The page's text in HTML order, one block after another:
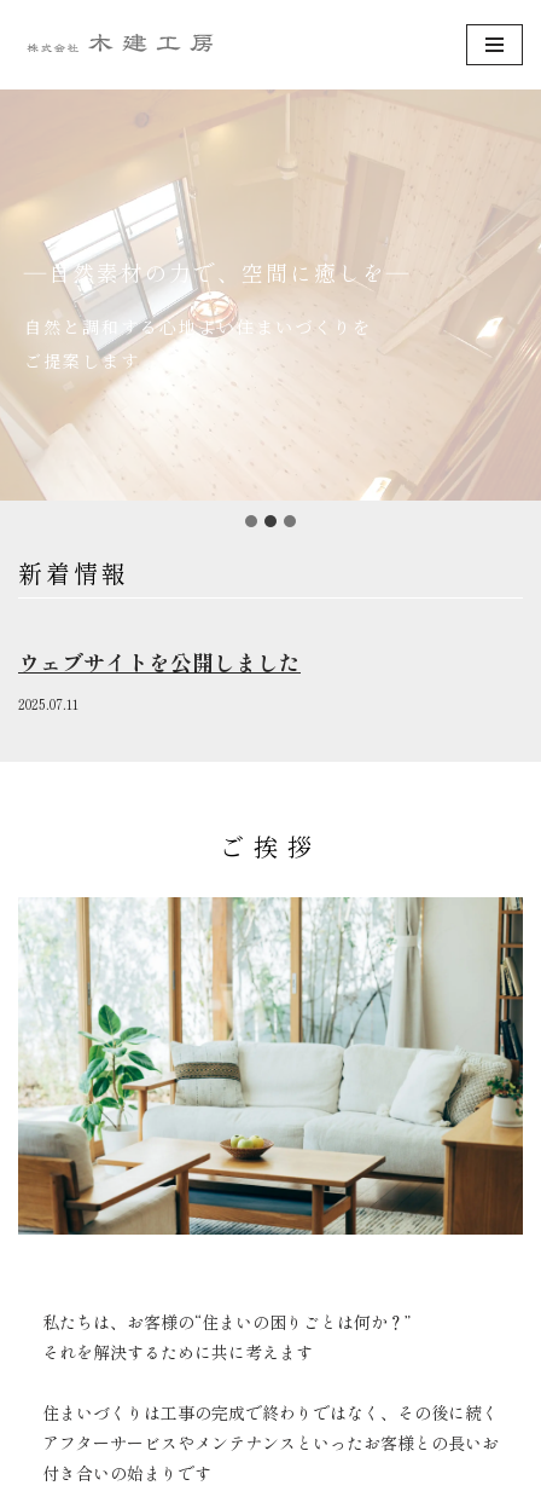
ン
キ
プ
―自然素材の力で、空間に癒しを―
自然と調和する心地よい住まいづくりを
ご提案します
新着情報
ウェブサイトを公開しました
2025.07.11
ご挨拶
私たちは、お客様の“住まいの困りごとは何か？”
それを解決するために共に考えます
住まいづくりは工事の完成で終わりではなく、その後に続く
アフターサービスやメンテナンスといったお客様との長いお
付き合いの始まりです